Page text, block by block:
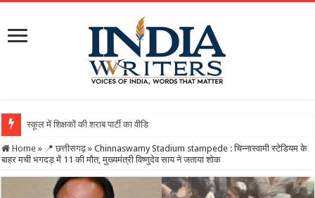
स्कूल में शिक्षकों की शराब पार्टी का वीडियो वायरल, DEO ने थमाया नोटिस, त
Home » 📍 छत्तीसगढ़ » Chinnaswamy Stadium stampede : चिन्नास्वामी स्टेडियम के
बाहर मची भगदड़ में 11 की मौत, मुख्यमंत्री विष्णुदेव साय ने जताया शोक